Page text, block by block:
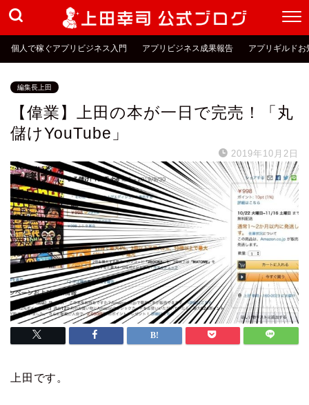
個人で稼ぐアプリビジネス入門 アプリビジネス成果報告 アプリギルドお
編集長上田
【偉業】上田の本が一日で完売！「丸
儲けYouTube」
2019年10月2日
上田です。